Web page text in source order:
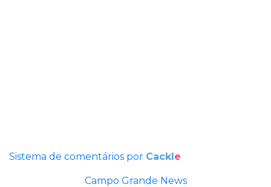
Sistema de comentários por Cackle
Campo Grande News